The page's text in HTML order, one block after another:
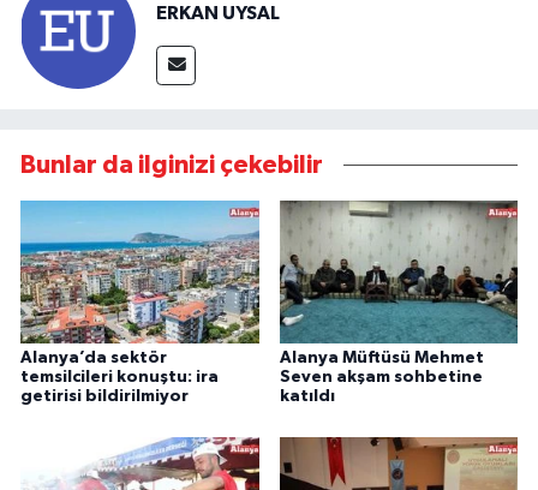
ERKAN UYSAL
Bunlar da ilginizi çekebilir
Alanya’da sektör
temsilcileri konuştu: ira
getirisi bildirilmiyor
Alanya Müftüsü Mehmet
Seven akşam sohbetine
katıldı